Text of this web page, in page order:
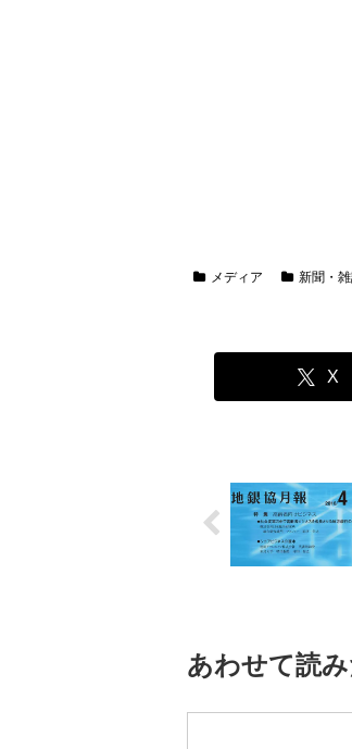
メディア 新聞・
X
あわせて読